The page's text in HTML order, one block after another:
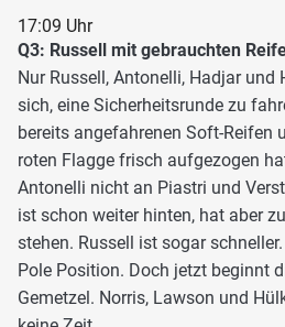
17:09 Uhr
Q3: Russell mit gebrauchten
Nur Russell, Antonelli, Hadjar und
sich, eine Sicherheitsrunde zu
bereits angefahrenen Soft-Reifen
roten Flagge frisch aufgezogen
Antonelli nicht an Piastri und
ist schon weiter hinten, hat aber
stehen. Russell ist sogar
Pole Position. Doch jetzt beginnt
Gemetzel. Norris, Lawson und